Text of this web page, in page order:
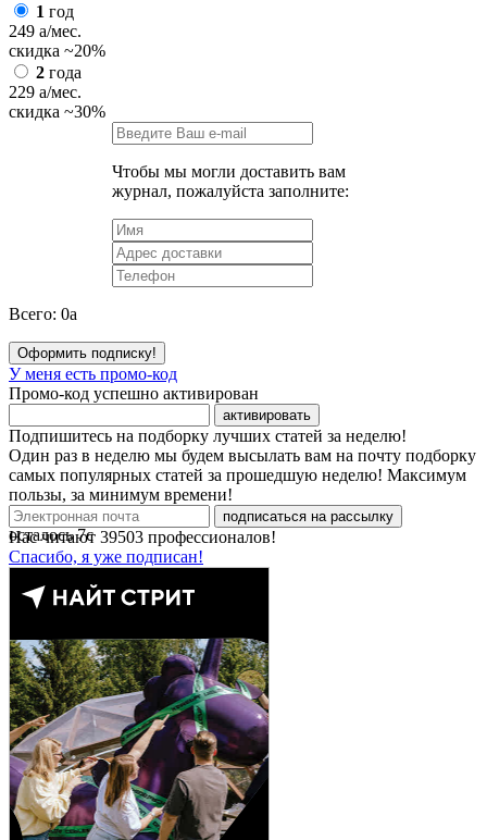
1 год
249 a/мес.
скидка ~20%
2 года
229 a/мес.
скидка ~30%
Чтобы мы могли доставить вам
журнал, пожалуйста заполните:
Всего: 0a
Оформить подписку!
У меня есть промо-код
Промо-код успешно активирован
активировать
Подпишитесь на подборку лучших статей за неделю!
Один раз в неделю мы будем высылать вам на почту подборку
самых популярных статей за прошедшую неделю! Максимум
пользы, за минимум времени!
подписаться на рассылку
Нас читают 39503 профессионалов!
Спасибо, я уже подписан!
осталось7с